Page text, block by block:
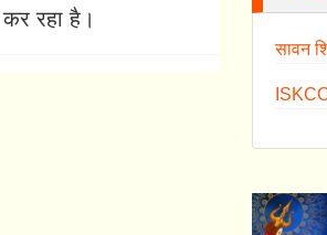
रहा है।
सावन